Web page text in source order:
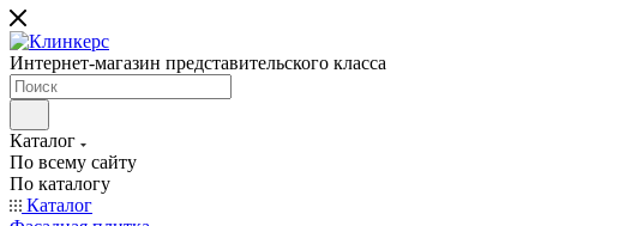
Интернет-магазин представительского класса
Каталог
По всему сайту
По каталогу
Каталог